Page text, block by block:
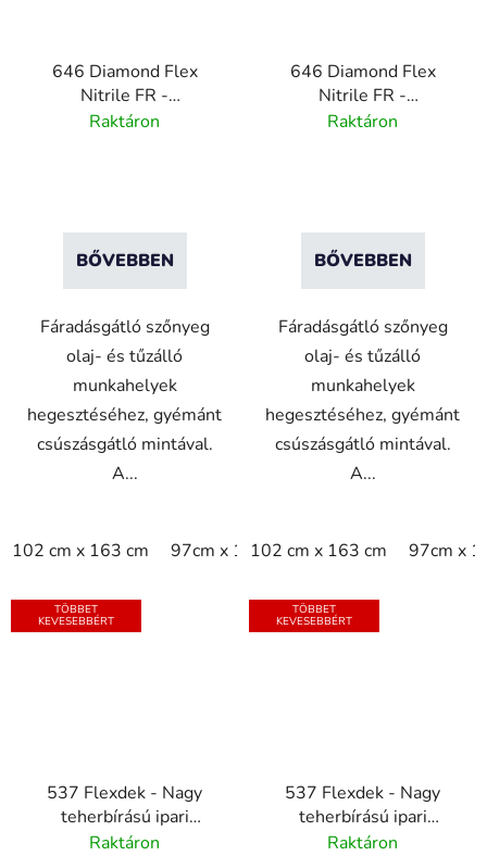
646 Diamond Flex
Nitrile FR -
Gyémántmintás
Raktáron
BŐVEBBEN
Fáradásgátló szőnyeg
olaj- és tűzálló
munkahelyek
hegesztéséhez, gyémánt
csúszásgátló mintával.
A...
102 cm x 163 cm 97cm x 163cm
646 Diamond Flex
Nitrile FR -
Gyémántmintás
Raktáron
BŐVEBBEN
Fáradásgátló szőnyeg
olaj- és tűzálló
munkahelyek
hegesztéséhez, gyémánt
csúszásgátló mintával.
A...
102 cm x 163 cm 97cm x
TÖBBET
KEVESEBBÉRT
537 Flexdek - Nagy
teherbírású ipari
csúszásgátló szőnyeg -
Raktáron
TÖBBET
KEVESEBBÉRT
537 Flexdek - Nagy
teherbírású ipari
csúszásgátló szőnyeg -
Raktáron